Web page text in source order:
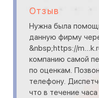
Отзыв
Нужна была
данную фирму
&nbsp;https://
компанию самой
по оценкам.
телефону.
что в течение